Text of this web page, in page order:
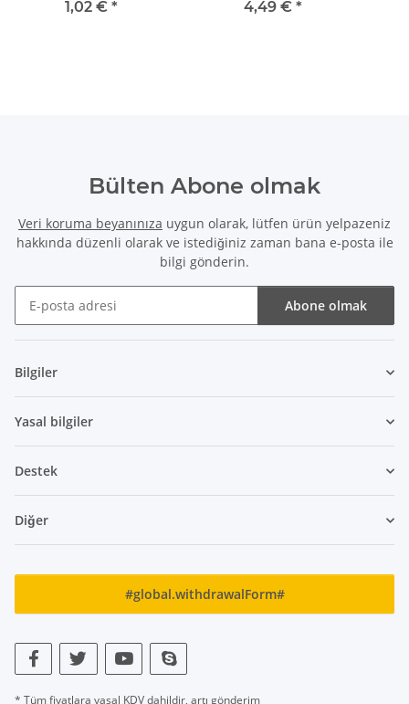
ucu 25 mm
1,02 € *
4,49 € *
Bülten Abone olmak
Veri koruma beyanınıza uygun olarak, lütfen ürün yelpazeniz
hakkında düzenli olarak ve istediğiniz zaman bana e-posta ile
bilgi gönderin.
Abone olmak
Bilgiler
Yasal bilgiler
Destek
Diğer
#global.withdrawalForm#
* Tüm fiyatlara yasal KDV dahildir, artı gönderim